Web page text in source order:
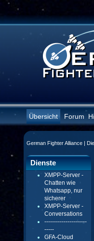
Übersicht Forum
German Fighter Alliance |
Dienste
XMPP-Server -
Chatten wie
Whatsapp, nur
sicherer
XMPP-Server -
Conversations
----------------------
-----
GFA-Cloud